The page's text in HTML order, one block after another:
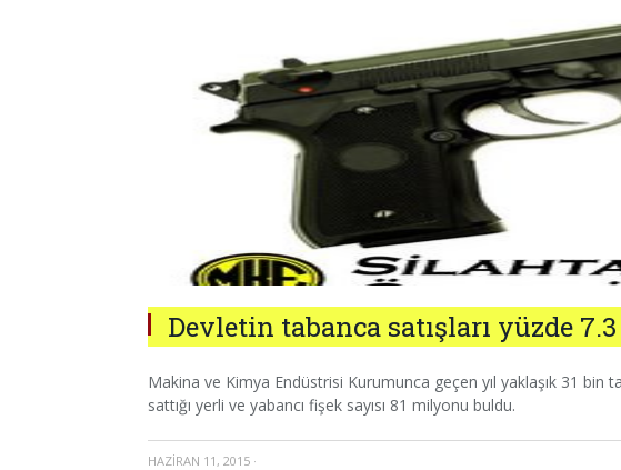
Devletin tabanca satışları yüzde
Makina ve Kimya Endüstrisi Kurumunca geçen yıl yaklaşık 31 bin
sattığı yerli ve yabancı fişek sayısı 81 milyonu buldu.
HAZIRAN 11, 2015 ·